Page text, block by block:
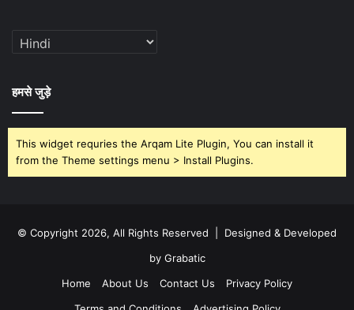
हमसे जुड़े
This widget requries the Arqam Lite Plugin, You can install it
from the Theme settings menu > Install Plugins.
© Copyright 2026, All Rights Reserved | Designed & Developed
by Grabatic
Home
About Us Contact Us
Privacy Policy